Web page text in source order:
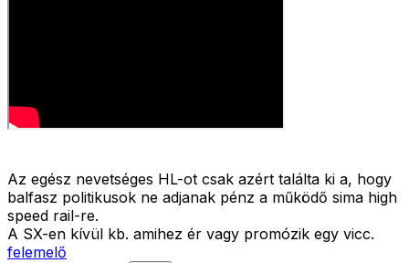
Az egész nevetséges HL-ot csak azért találta ki a, hogy
balfasz politikusok ne adjanak pénz a működő sima high
speed rail-re.
A SX-en kívül kb. amihez ér vagy promózik egy vicc.
felemelő